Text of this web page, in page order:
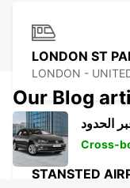
LONDON ST
LONDON -
STANSTED
الحدود
Cross-